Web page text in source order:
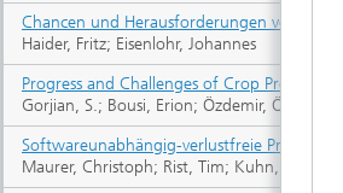
Chancen und Herausforderungen von
Haider, Fritz; Eisenlohr, Johannes
Progress and Challenges of Crop
Gorjian, S.; Bousi, Erion; Özdemir, Özal
Softwareunabhängig-verlustfreie
Maurer, Christoph; Rist, Tim; Kuhn,